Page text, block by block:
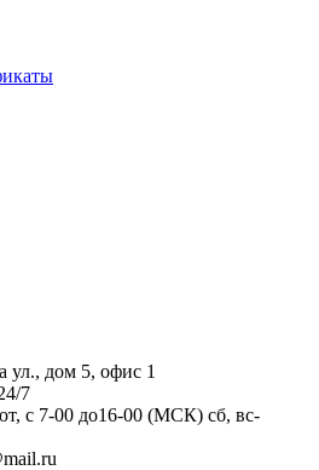
дом 5, офис 1
7
с 7-00 до16-00 (МСК) сб, вс-